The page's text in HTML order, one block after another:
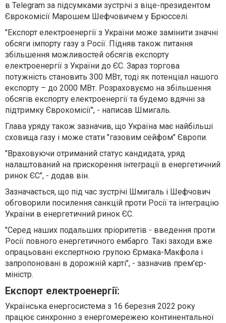
в Telegram за підсумками зустрічі з віце-президентом
Єврокомісії Марошем Шефчовичем у Брюсселі.
"Експорт електроенергії з України може замінити значні
обсяги імпорту газу з Росії. Підняв також питання
збільшення можливостей обсягів експорту
електроенергії з України до ЄС. Зараз торгова
потужність становить 300 МВт, тоді як потенціал нашого
експорту – до 2000 МВт. Розраховуємо на збільшення
обсягів експорту електроенергії та будемо вдячні за
підтримку Єврокомісії", - написав Шмигаль.
Глава уряду також зазначив, що Україна має найбільші
сховища газу і може стати "газовим сейфом" Європи.
"Враховуючи отриманий статус кандидата, уряд
налаштований на прискорення інтеграції в енергетичний
ринок ЄС", - додав він.
Зазначається, що під час зустрічі Шмигаль і Шефчович
обговорили посилення санкцій проти Росії та інтеграцію
України в енергетичний ринок ЄС.
"Серед наших подальших пріоритетів - введення проти
Росії повного енергетичного ембарго. Такі заходи вже
опрацьовані експертною групою Єрмака-Макфола і
запропоновані в дорожній карті", - зазначив прем'єр-
міністр.
Експорт електроенергії:
Українська енергосистема з 16 березня 2022 року
працює синхронно з енергомережею континентальної